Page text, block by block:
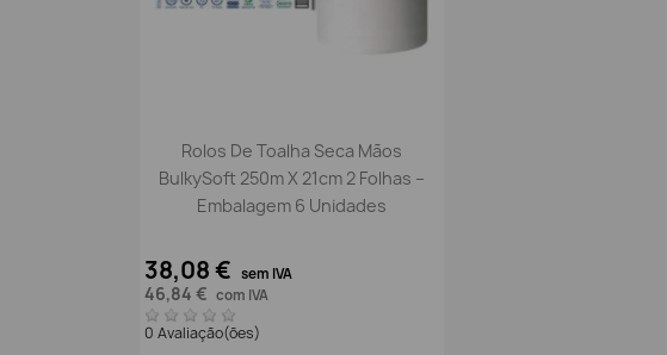
Vista rápida
Rolos De Toalha Seca Mãos
BulkySoft 250m X 21cm 2 Folhas –
Embalagem 6 Unidades
38,08 € sem IVA
46,84 € com IVA
0 Avaliação(ões)